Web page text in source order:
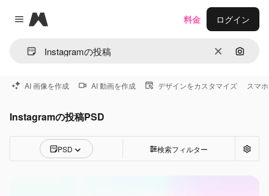
Close menu
Magnific
消去 画像で
料金 ログイン
AI 画像を作成 AI 動画を作成 デザインをカスタマイズ スマホ
Instagramの投稿PSD
PSD 検索フィルター